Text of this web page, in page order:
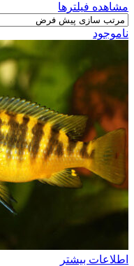
مشاهده فیلترها
ناموجود
اطلاعات بیشتر